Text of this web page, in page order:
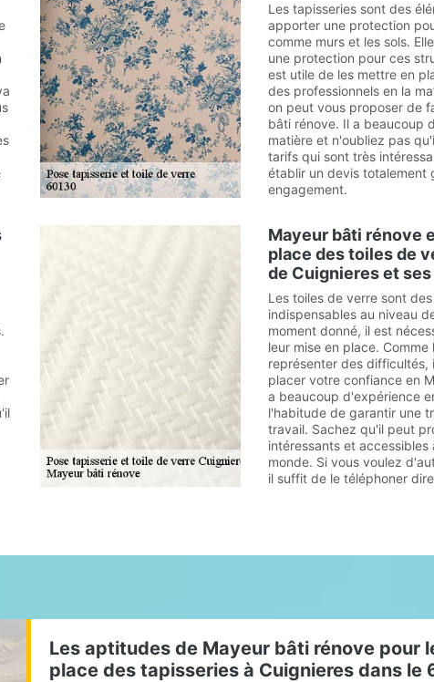
Les tapisseries sont des
apporter une protection
comme murs et les sols.
une protection pour ces
est utile de les mettre en
des professionnels en la
on peut vous proposer de
bâti rénove. Il a beaucoup
matière et n'oubliez pas
tarifs qui sont très
établir un devis totalement
engagement.
Mayeur bâti rénove
place des toiles de
de Cuignieres et
Les toiles de verre sont
indispensables au niveau
moment donné, il est
leur mise en place.
représenter des difficultés,
placer votre confiance en
a beaucoup d'expérience
l'habitude de garantir une
travail. Sachez qu'il peut
intéressants et
monde. Si vous voulez
il suffit de le téléphoner
Les aptitudes de Mayeur bâti rénove pour
place des tapisseries à Cuignieres dans le